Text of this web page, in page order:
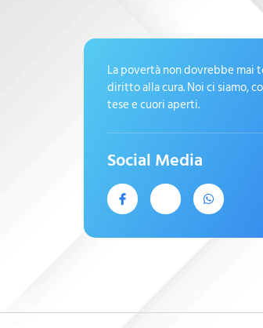
La povertà non dovrebbe mai
diritto alla cura. Noi ci siamo,
tese e cuori aperti.
Social Media